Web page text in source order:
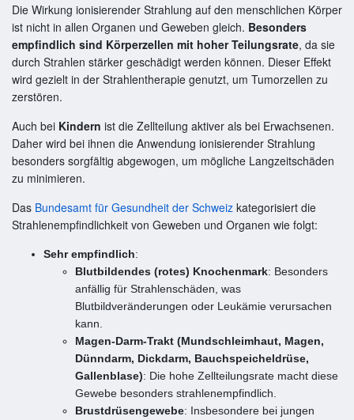
Die Wirkung ionisierender Strahlung auf den menschlichen Körper
ist nicht in allen Organen und Geweben gleich. Besonders
empfindlich sind Körperzellen mit hoher Teilungsrate, da sie
durch Strahlen stärker geschädigt werden können. Dieser Effekt
wird gezielt in der Strahlentherapie genutzt, um Tumorzellen zu
zerstören.
Auch bei Kindern ist die Zellteilung aktiver als bei Erwachsenen.
Daher wird bei ihnen die Anwendung ionisierender Strahlung
besonders sorgfältig abgewogen, um mögliche Langzeitschäden
zu minimieren.
Das Bundesamt für Gesundheit der Schweiz kategorisiert die
Strahlenempfindlichkeit von Geweben und Organen wie folgt:
Sehr empfindlich:
Blutbildendes (rotes) Knochenmark: Besonders
anfällig für Strahlenschäden, was
Blutbildveränderungen oder Leukämie verursachen
kann.
Magen-Darm-Trakt (Mundschleimhaut, Magen,
Dünndarm, Dickdarm, Bauchspeicheldrüse,
Gallenblase): Die hohe Zellteilungsrate macht diese
Gewebe besonders strahlenempfindlich.
Brustdrüsengewebe: Insbesondere bei jungen